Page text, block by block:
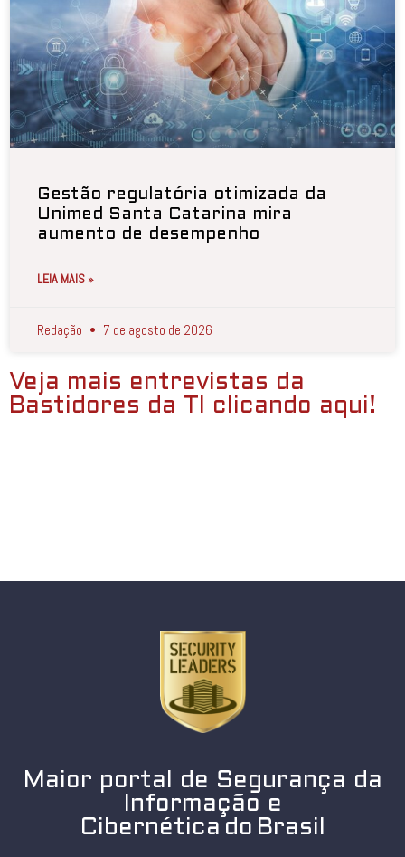
Gestão regulatória otimizada da
Unimed Santa Catarina mira
aumento de desempenho
LEIA MAIS »
Redação 7 de agosto de 2026
Veja mais entrevistas da
Bastidores da TI clicando aqui!
Maior portal de Segurança da
Informação e
Cibernética do Brasil